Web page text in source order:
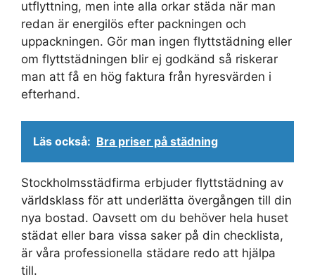
utflyttning, men inte alla orkar städa när man
redan är energilös efter packningen och
uppackningen. Gör man ingen flyttstädning eller
om flyttstädningen blir ej godkänd så riskerar
man att få en hög faktura från hyresvärden i
efterhand.
Läs också: Bra priser på städning
Stockholmsstädfirma erbjuder flyttstädning av
världsklass för att underlätta övergången till din
nya bostad. Oavsett om du behöver hela huset
städat eller bara vissa saker på din checklista,
är våra professionella städare redo att hjälpa
till.